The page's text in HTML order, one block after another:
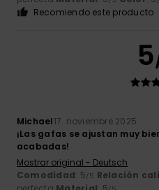
Recomiendo este producto
5
Michael17. noviembre 2025
¡Las gafas se ajustan muy
acabadas!
Mostrar original - Deutsch
Comodidad: 5/5 Relación